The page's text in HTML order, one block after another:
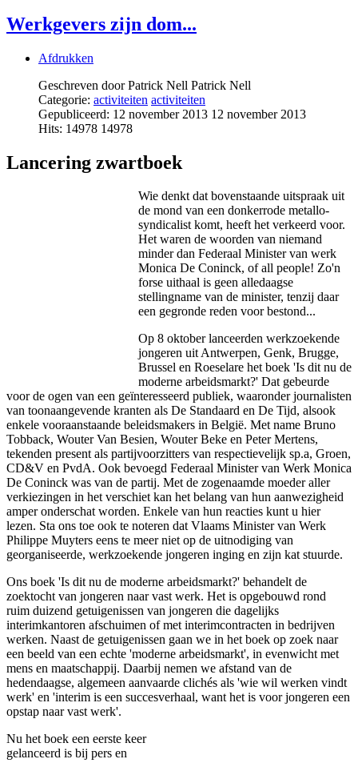
Werkgevers zijn dom...
Afdrukken
Geschreven door Patrick Nell Patrick Nell
Categorie: activiteiten activiteiten
Gepubliceerd: 12 november 2013 12 november 2013
Hits: 14978 14978
Lancering zwartboek
Wie denkt dat bovenstaande uitspraak uit
de mond van een donkerrode metallo-
syndicalist komt, heeft het verkeerd voor.
Het waren de woorden van niemand
minder dan Federaal Minister van werk
Monica De Coninck, of all people! Zo'n
forse uithaal is geen alledaagse
stellingname van de minister, tenzij daar
een gegronde reden voor bestond...
Op 8 oktober lanceerden werkzoekende
jongeren uit Antwerpen, Genk, Brugge,
Brussel en Roeselare het boek 'Is dit nu de
moderne arbeidsmarkt?' Dat gebeurde
voor de ogen van een geïnteresseerd publiek, waaronder journalisten
van toonaangevende kranten als De Standaard en De Tijd, alsook
enkele vooraanstaande beleidsmakers in België. Met name Bruno
Tobback, Wouter Van Besien, Wouter Beke en Peter Mertens,
tekenden present als partijvoorzitters van respectievelijk sp.a, Groen,
CD&V en PvdA. Ook bevoegd Federaal Minister van Werk Monica
De Coninck was van de partij. Met de zogenaamde moeder aller
verkiezingen in het verschiet kan het belang van hun aanwezigheid
amper onderschat worden. Enkele van hun reacties kunt u hier
lezen. Sta ons toe ook te noteren dat Vlaams Minister van Werk
Philippe Muyters eens te meer niet op de uitnodiging van
georganiseerde, werkzoekende jongeren inging en zijn kat stuurde.
Ons boek 'Is dit nu de moderne arbeidsmarkt?' behandelt de
zoektocht van jongeren naar vast werk. Het is opgebouwd rond
ruim duizend getuigenissen van jongeren die dagelijks
interimkantoren afschuimen of met interimcontracten in bedrijven
werken. Naast de getuigenissen gaan we in het boek op zoek naar
een beeld van een echte 'moderne arbeidsmarkt', in evenwicht met
mens en maatschappij. Daarbij nemen we afstand van de
hedendaagse, algemeen aanvaarde clichés als 'wie wil werken vindt
werk' en 'interim is een succesverhaal, want het is voor jongeren een
opstap naar vast werk'.
Nu het boek een eerste keer
gelanceerd is bij pers en